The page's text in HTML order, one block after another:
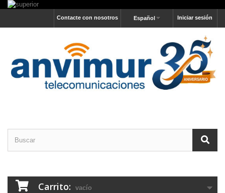
Iniciar sesión
Español
Contacte con nosotros
Carrito: vacío